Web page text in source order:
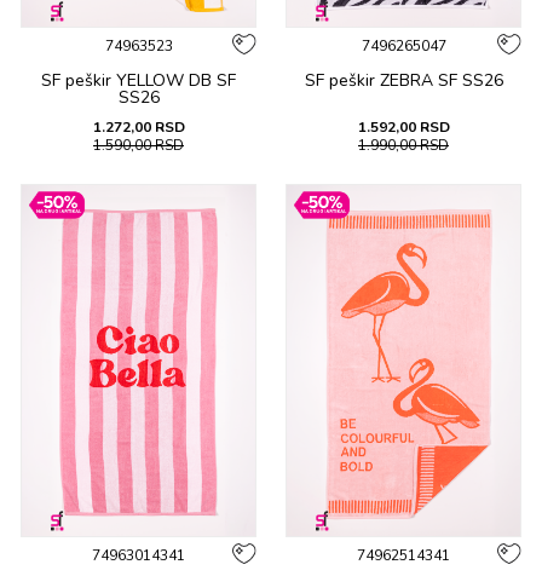
74963523
SF peškir YELLOW DB SF
SS26
1.272,00 RSD
1.590,00RSD
7496265047
SF peškir ZEBRA SF SS26
1.592,00 RSD
1.990,00RSD
74963014341 74962514341